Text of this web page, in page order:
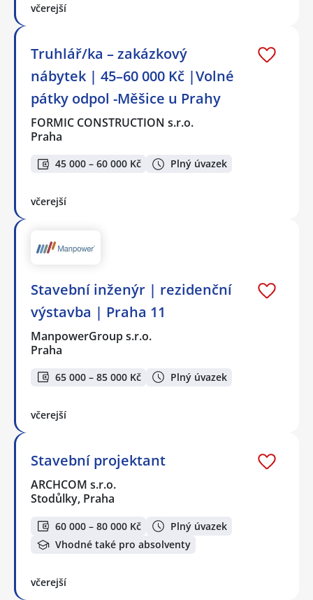
včerejší
Truhlář/ka – zakázkový
nábytek | 45–60 000 Kč |Volné
pátky odpol -Měšice u Prahy
FORMIC CONSTRUCTION s.r.o.
Praha
45 000 – 60 000 Kč Plný úvazek
včerejší
Stavební inženýr | rezidenční
výstavba | Praha 11
ManpowerGroup s.r.o.
Praha
65 000 – 85 000 Kč Plný úvazek
včerejší
Stavební projektant
ARCHCOM s.r.o.
Stodůlky, Praha
60 000 – 80 000 Kč
Plný úvazek
Vhodné také pro absolventy
včerejší